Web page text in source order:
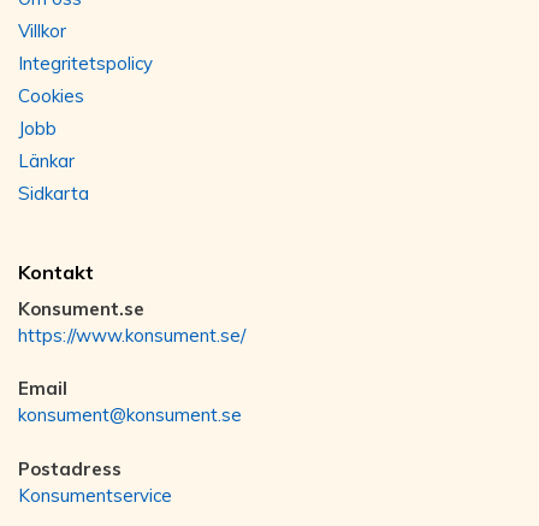
Villkor
Integritetspolicy
Cookies
Jobb
Länkar
Sidkarta
Kontakt
Konsument.se
https://www.konsument.se/
Email
konsument@konsument.se
Postadress
Konsumentservice